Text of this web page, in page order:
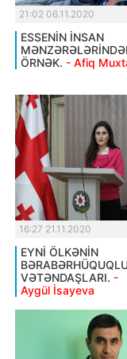
21:02 06.11.2020
ESSENİN İNSAN
ÖRNƏK. - Afiq
16:27 21.11.2020
EYNİ ÖLKƏNİN
VƏTƏNDAŞLARI. -
Aygül İsayeva